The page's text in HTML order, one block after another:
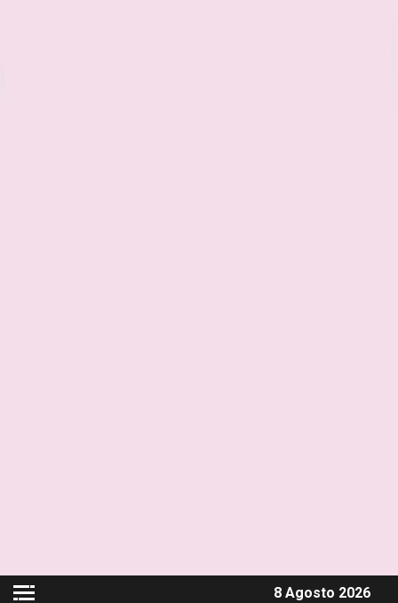
8 Agosto 2026